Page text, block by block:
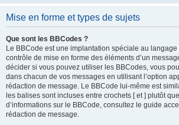
Mise en forme et types de sujets
Que sont les BBCodes ?
Le BBCode est une implantation spéciale au langage
contrôle de mise en forme des éléments d’un
décider si vous pouvez utiliser les BBCodes, vous
dans chacun de vos messages en utilisant l’option
rédaction de message. Le BBCode lui-même est
les balises sont incluses entre crochets [ et ] plutôt
d’informations sur le BBCode, consultez le guide
rédaction de message.